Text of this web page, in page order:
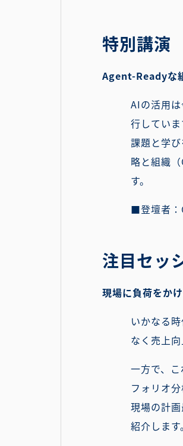
特別講演
Agent-Readyな
AIの活用
行してい
課題と学
略と組織
す。
■登壇者：
注目セッ
現場に負荷をか
いかなる
なく売上向
一方で、
フォリオ
現場の計
紹介します。